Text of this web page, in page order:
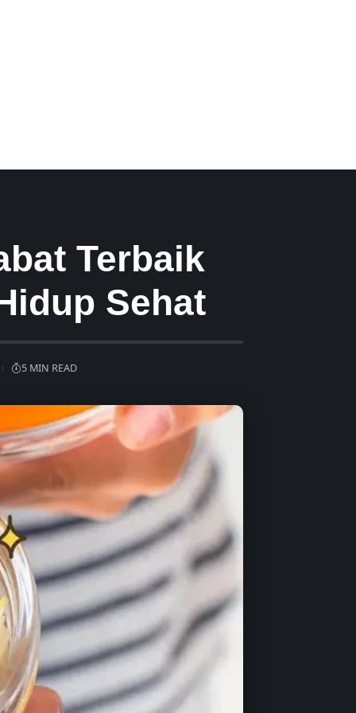
Terbaik
Sehat
5 MIN READ